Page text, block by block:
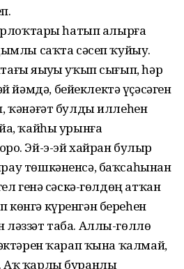
орлоҡтары һатып алырға
саҡта сәсеп ҡуйыу.
яҙыуҙы уҡып сығып, һәр
бейеклектә үҫәсәген
ҡәнәғәт булды иллеһен
ҡайһы урынға
Эй-э-эй хайран булыр
төшкәненсә, баҡсаһынан
генә сәскә-гөлдөң атҡан
күренгән береһен
ләззәт таба. Аллы-гөллө
ҡарап ҡына ҡалмай,
Аҡ ҡарлы буранлы